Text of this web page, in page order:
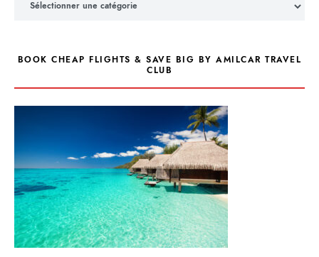
BOOK CHEAP FLIGHTS & SAVE BIG BY AMILCAR TRAVEL
CLUB